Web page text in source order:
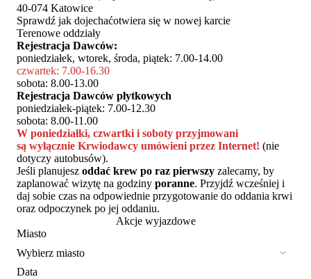
40-074 Katowice
Sprawdź jak dojechaćotwiera się w nowej karcie
Terenowe oddziały
Rejestracja Dawców:
poniedziałek, wtorek, środa, piątek: 7.00-14.00
czwartek: 7.00-16.30
sobota: 8.00-13.00
Rejestracja Dawców płytkowych
poniedziałek-piątek: 7.00-12.30
sobota: 8.00-11.00
W poniedziałki, czwartki i soboty przyjmowani
są wyłącznie Krwiodawcy umówieni przez Internet! (nie
dotyczy autobusów).
Jeśli planujesz oddać krew po raz pierwszy zalecamy, by
zaplanować wizytę na godziny poranne. Przyjdź wcześniej i
daj sobie czas na odpowiednie przygotowanie do oddania krwi
oraz odpoczynek po jej oddaniu.
Akcje wyjazdowe
Miasto
Data